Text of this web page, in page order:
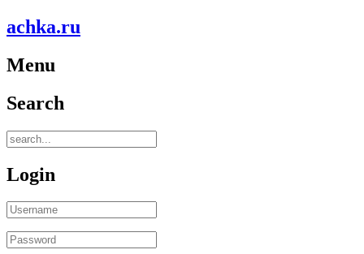
achka.ru
Menu
Search
Login